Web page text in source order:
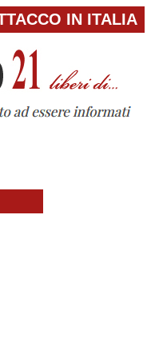
IN ITALIA